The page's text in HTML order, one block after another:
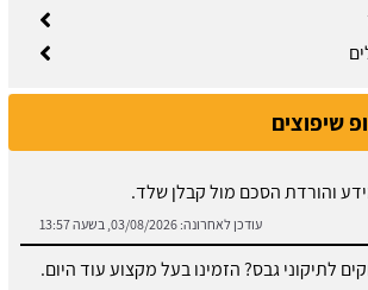
שיפוצים
לתיקוני גבס? הזמינו בעל מקצוע עוד היום.
עודכן לאחרונה:03/08/2026, בשעה 13:51
מחירי עבודות הריצוף והחיפוי.